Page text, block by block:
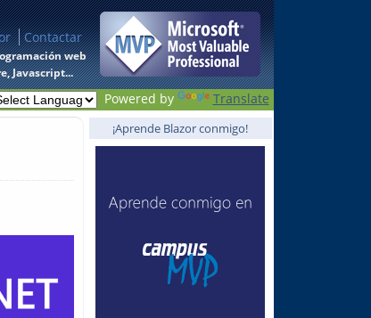
Contactar
web
Javascript...
Powered by Translate
¡Aprende Blazor conmigo!